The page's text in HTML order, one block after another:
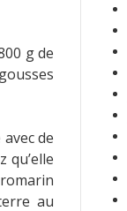
g de
de
qu’elle
au